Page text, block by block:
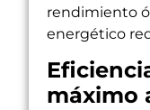
rendimiento
energético
máximo